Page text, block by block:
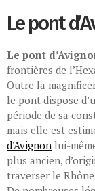
Le pont
Le pont
frontières de
Outre la
le pont dispose
période de sa
mais elle est
d’Avignon lui-
plus ancien,
traverser le